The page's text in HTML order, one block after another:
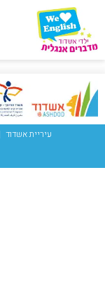
עיריית אשדוד